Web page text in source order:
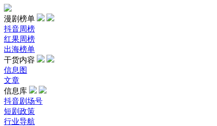
漫剧榜单
抖音周榜
红果周榜
出海榜单
干货内容
信息图
文章
信息库
抖音剧场号
短剧政策
行业导航